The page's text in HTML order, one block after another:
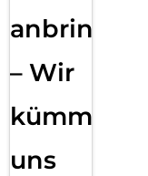
anbringen
– Wir
kümmern
uns